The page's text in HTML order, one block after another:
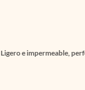
Ligero e impermeable,